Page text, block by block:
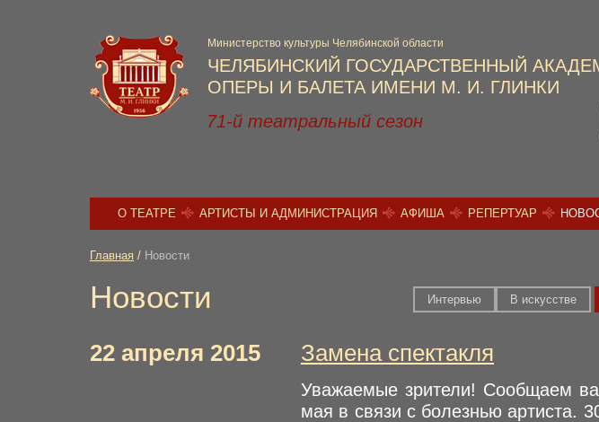
ЧЕЛЯБИНСКИЙ ГОСУДАРСТВЕННЫЙ
ОПЕРЫ И БАЛЕТА ИМЕНИ М. И. ГЛИНКИ
Министерство культуры Челябинской области
71-й театральный сезон
О ТЕАТРЕ АРТИСТЫ И АДМИНИСТРАЦИЯ АФИША РЕПЕРТУАР
Главная / Новости
Новости Интервью В искусстве
22 апреля 2015 Замена спектакля
Уважаемые зрители! Сообщаем
мая в связи с болезнью артиста.